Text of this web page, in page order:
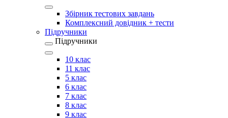
Збірник тестових завдань
Комплексний довідник + тести
Підручники
Підручники
10 клас
11 клас
5 клас
6 клас
7 клас
8 клас
9 клас